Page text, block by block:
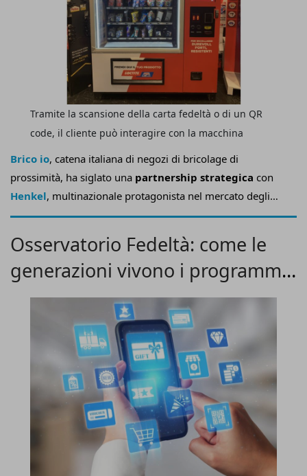
Brico io, catena italiana di negozi di bricolage di
prossimità, ha siglato una partnership strategica con
Henkel, multinazionale protagonista nel mercato degli
adesivi e sigillanti, eVado, azienda specializzata in
soluzioni di smart vending e retail tech, con l’obiettivo di
rivoluzionare l’esperienza d’acquisto nel comparto
fai-da-te.
Tramite la scansione della carta fedeltà o di un QR
code, il cliente può interagire con la macchina
Osservatorio Fedeltà: come le
generazioni vivono i programmi
loyalty